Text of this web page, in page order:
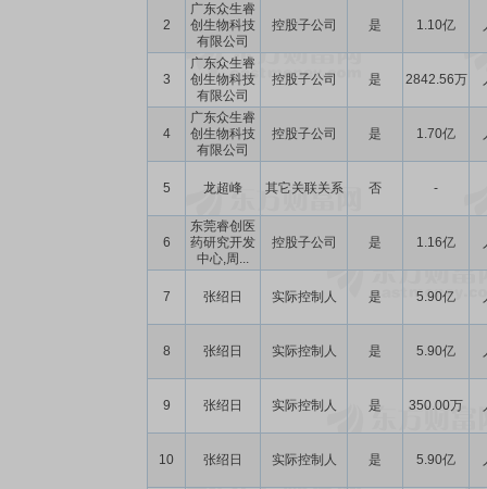
2
广东众生睿
创生物科技
有限公司
控股子公司 是 1.10亿
3
广东众生睿
创生物科技
有限公司
控股子公司 是 2842.56万
4
广东众生睿
创生物科技
有限公司
控股子公司 是 1.70亿
5 龙超峰 其它关联关系 否 -
6
东莞睿创医
药研究开发
中心,周...
控股子公司 是 1.16亿
7 张绍日 实际控制人 是 5.90亿
8 张绍日 实际控制人 是 5.90亿
9 张绍日 实际控制人 是 350.00万
10 张绍日 实际控制人 是 5.90亿